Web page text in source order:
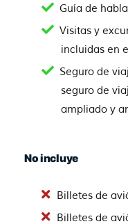
Guía de
Visitas y
incluidas en
Seguro de
seguro de
ampliado y
No incluye
Billetes de
Billetes de